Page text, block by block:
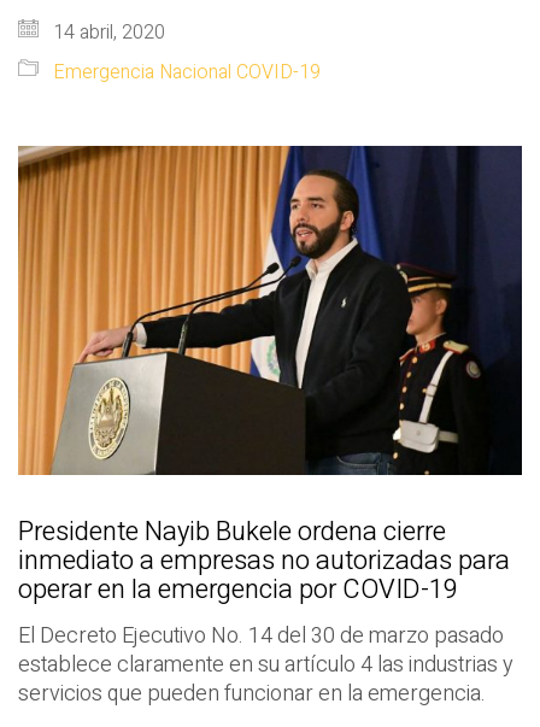
14 abril, 2020
Emergencia Nacional COVID-19
Presidente Nayib Bukele ordena cierre
inmediato a empresas no autorizadas para
operar en la emergencia por COVID-19
El Decreto Ejecutivo No. 14 del 30 de marzo pasado
establece claramente en su artículo 4 las industrias y
servicios que pueden funcionar en la emergencia.